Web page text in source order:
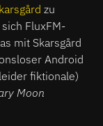
zu
FluxFM-
mit Skarsgård
Android
fiktionale)
Moon